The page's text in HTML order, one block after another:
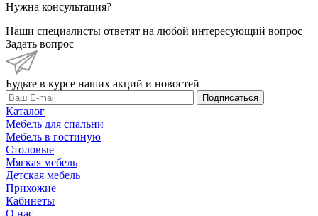
Нужна консультация?
Наши специалисты ответят на любой интересующий вопрос
Задать вопрос
Будьте в курсе наших акций и новостей
Подписаться
Каталог
Мебель для спальни
Мебель в гостиную
Столовые
Мягкая мебель
Детская мебель
Прихожие
Кабинеты